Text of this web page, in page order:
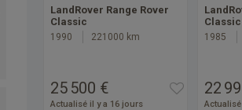
LandRover Range Rover
Classic
1990 221000 km
25 500 €
Actualisé il y a 16 jours
1985
22